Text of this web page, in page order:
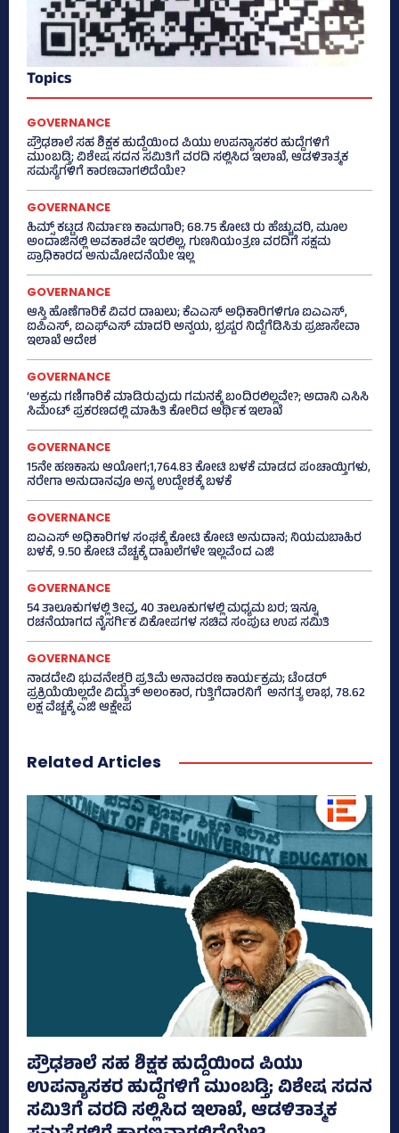
Topics
GOVERNANCE
ಪ್ರೌಢಶಾಲೆ ಸಹ ಶಿಕ್ಷಕ ಹುದ್ದೆಯಿಂದ ಪಿಯು ಉಪನ್ಯಾಸಕರ ಹುದ್ದೆಗಳಿಗೆ
ಮುಂಬಡ್ತಿ; ವಿಶೇಷ ಸದನ ಸಮಿತಿಗೆ ವರದಿ ಸಲ್ಲಿಸಿದ ಇಲಾಖೆ, ಆಡಳಿತಾತ್ಮಕ
ಸಮಸ್ಯೆಗಳಿಗೆ ಕಾರಣವಾಗಲಿದೆಯೇ?
GOVERNANCE
ಹಿಮ್ಸ್‌ ಕಟ್ಟಡ ನಿರ್ಮಾಣ ಕಾಮಗಾರಿ; 68.75 ಕೋಟಿ ರು ಹೆಚ್ಚುವರಿ, ಮೂಲ
ಅಂದಾಜಿನಲ್ಲಿ ಅವಕಾಶವೇ ಇರಲಿಲ್ಲ, ಗುಣನಿಯಂತ್ರಣ ವರದಿಗೆ ಸಕ್ಷಮ
ಪ್ರಾಧಿಕಾರದ ಅನುಮೋದನೆಯೇ ಇಲ್ಲ
GOVERNANCE
ಆಸ್ತಿ ಹೊಣೆಗಾರಿಕೆ ವಿವರ ದಾಖಲು; ಕೆಎಎಸ್ ಅಧಿಕಾರಿಗಳಿಗೂ ಐಎಎಸ್‌,
ಐಪಿಎಸ್‌, ಐಎಫ್‌ಎಸ್‌ ಮಾದರಿ ಅನ್ವಯ, ಭ್ರಷ್ಟರ ನಿದ್ದೆಗೆಡಿಸಿತು ಪ್ರಜಾಸೇವಾ
ಇಲಾಖೆ ಆದೇಶ
GOVERNANCE
‘ಅಕ್ರಮ ಗಣಿಗಾರಿಕೆ ಮಾಡಿರುವುದು ಗಮನಕ್ಕೆ ಬಂದಿರಲಿಲ್ಲವೇ?; ಅದಾನಿ ಎಸಿಸಿ
ಸಿಮೆಂಟ್ ಪ್ರಕರಣದಲ್ಲಿ ಮಾಹಿತಿ ಕೋರಿದ ಆರ್ಥಿಕ ಇಲಾಖೆ
GOVERNANCE
15ನೇ ಹಣಕಾಸು ಆಯೋಗ;1,764.83 ಕೋಟಿ ಬಳಕೆ ಮಾಡದ ಪಂಚಾಯ್ತಿಗಳು,
ನರೇಗಾ ಅನುದಾನವೂ ಅನ್ಯ ಉದ್ದೇಶಕ್ಕೆ ಬಳಕೆ
GOVERNANCE
ಐಎಎಸ್‌ ಅಧಿಕಾರಿಗಳ ಸಂಘಕ್ಕೆ ಕೋಟಿ ಕೋಟಿ ಅನುದಾನ; ನಿಯಮಬಾಹಿರ
ಬಳಕೆ, 9.50 ಕೋಟಿ ವೆಚ್ಚಕ್ಕೆ ದಾಖಲೆಗಳೇ ಇಲ್ಲವೆಂದ ಎಜಿ
GOVERNANCE
54 ತಾಲೂಕುಗಳಲ್ಲಿ ತೀವ್ರ, 40 ತಾಲೂಕುಗಳಲ್ಲಿ ಮಧ್ಯಮ ಬರ; ಇನ್ನೂ
ರಚನೆಯಾಗದ ನೈಸರ್ಗಿಕ ವಿಕೋಪಗಳ ಸಚಿವ ಸಂಪುಟ ಉಪ ಸಮಿತಿ
GOVERNANCE
ನಾಡದೇವಿ ಭುವನೇಶ್ವರಿ ಪ್ರತಿಮೆ ಅನಾವರಣ ಕಾರ್ಯಕ್ರಮ; ಟೆಂಡರ್
ಪ್ರಕ್ರಿಯೆಯಿಲ್ಲದೇ ವಿದ್ಯುತ್‌ ಅಲಂಕಾರ, ಗುತ್ತಿಗೆದಾರನಿಗೆ ಅನಗತ್ಯ ಲಾಭ, 78.62
ಲಕ್ಷ ವೆಚ್ಚಕ್ಕೆ ಎಜಿ ಆಕ್ಷೇಪ
Related Articles
ಪ್ರೌಢಶಾಲೆ ಸಹ ಶಿಕ್ಷಕ ಹುದ್ದೆಯಿಂದ ಪಿಯು
ಉಪನ್ಯಾಸಕರ ಹುದ್ದೆಗಳಿಗೆ ಮುಂಬಡ್ತಿ; ವಿಶೇಷ ಸದನ
ಸಮಿತಿಗೆ ವರದಿ ಸಲ್ಲಿಸಿದ ಇಲಾಖೆ, ಆಡಳಿತಾತ್ಮಕ